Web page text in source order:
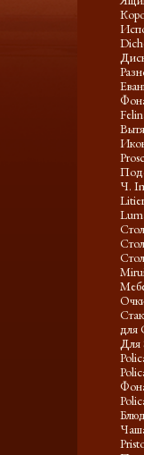
Ч.
для
Для